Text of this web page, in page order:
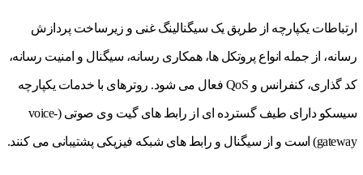
ارتباطات یکپارچه از طریق یک سیگنالینگ غنی و زیرساخت پردازش
رسانه، از جمله انواع پروتکل ها، همکاری رسانه، سیگنال و امنیت رسانه،
کد گذاری، کنفرانس و QoS فعال می شود. روترهای با خدمات یکپارچه
سیسکو دارای طیف گسترده ای از رابط های گیت وی صوتی (voice-
gateway) است و از سیگنال و رابط های شبکه فیزیکی پشتیبانی می کنند.